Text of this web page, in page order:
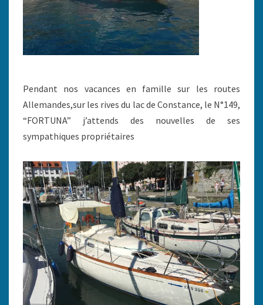
Pendant nos vacances en famille sur les routes
Allemandes,sur les rives du lac de Constance, le N°149,
“FORTUNA” j’attends des nouvelles de ses
sympathiques propriétaires